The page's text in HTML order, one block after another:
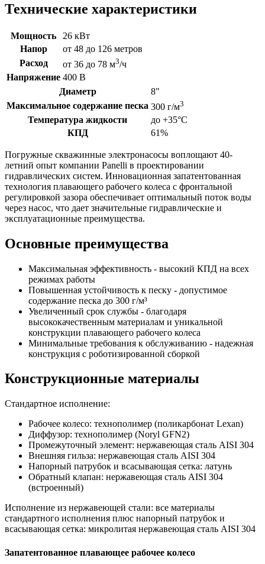
Технические характеристики
Мощность
26 кВт
Напор
от 48 до 126 метров
Расход
от 36 до 78 м3/ч
Напряжение 400 В
Диаметр
8"
Максимальное содержание песка 300 г/м3
Температура жидкости
до +35°C
КПД
61%
Погружные скважинные электронасосы воплощают 40-
летний опыт компании Panelli в проектировании
гидравлических систем. Инновационная запатентованная
технология плавающего рабочего колеса с фронтальной
регулировкой зазора обеспечивает оптимальный поток воды
через насос, что дает значительные гидравлические и
эксплуатационные преимущества.
Основные преимущества
Максимальная эффективность - высокий КПД на всех
режимах работы
Повышенная устойчивость к песку - допустимое
содержание песка до 300 г/м³
Увеличенный срок службы - благодаря
высококачественным материалам и уникальной
конструкции плавающего рабочего колеса
Минимальные требования к обслуживанию - надежная
конструкция с роботизированной сборкой
Конструкционные материалы
Стандартное исполнение:
Рабочее колесо: технополимер (поликарбонат Lexan)
Диффузор: технополимер (Noryl GFN2)
Промежуточный элемент: нержавеющая сталь AISI 304
Внешняя гильза: нержавеющая сталь AISI 304
Напорный патрубок и всасывающая сетка: латунь
Обратный клапан: нержавеющая сталь AISI 304
(встроенный)
Исполнение из нержавеющей стали: все материалы
стандартного исполнения плюс напорный патрубок и
всасывающая сетка: микролитая нержавеющая сталь AISI 304
Запатентованное плавающее рабочее колесо